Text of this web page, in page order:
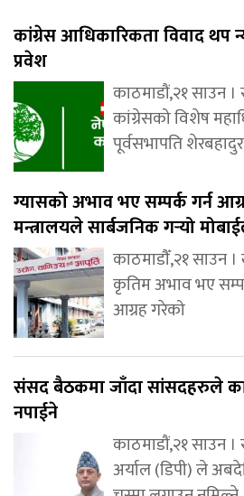
कांग्रेस आधिकारिकता विवाद थप
प्रवेश
काठमाडौं,२१ साउन
कांग्रेसको विशेष
पूर्वसभापति
ग्यासको अभाव भए सम्पर्क गर्न
मन्त्रालयले सार्बजनिक गर्‍यो
काठमाडौँ,२१ साउन
कृतिम अभाव भए
आग्रह गरेको
संसद बैठकमा जाँदा सांसदहरुले
नपाईने
काठमाडौं,२१ साउन
अर्याल (डिपी) ले